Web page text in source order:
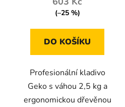
(–25 %)
DO KOŠÍKU
Profesionální kladivo
Geko s váhou 2,5 kg a
ergonomickou dřevěnou